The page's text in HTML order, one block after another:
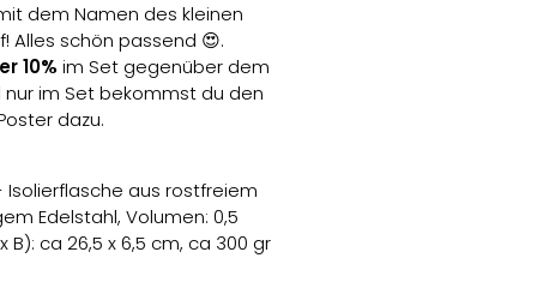
dem Namen des kleinen
Alles schön passend 😍.
10% im Set gegenüber dem
nur im Set bekommst du den
dazu.
Isolierflasche aus rostfreiem
Edelstahl, Volumen: 0,5
B): ca 26,5 x 6,5 cm, ca 300 gr